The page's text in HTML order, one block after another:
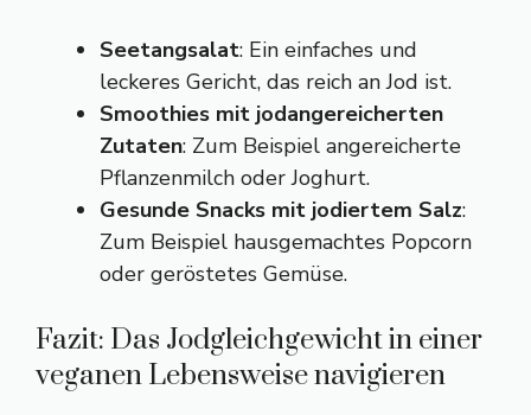
Seetangsalat: Ein einfaches und
leckeres Gericht, das reich an Jod ist.
Smoothies mit jodangereicherten
Zutaten: Zum Beispiel angereicherte
Pflanzenmilch oder Joghurt.
Gesunde Snacks mit jodiertem Salz:
Zum Beispiel hausgemachtes Popcorn
oder geröstetes Gemüse.
Fazit: Das Jodgleichgewicht in einer
veganen Lebensweise navigieren